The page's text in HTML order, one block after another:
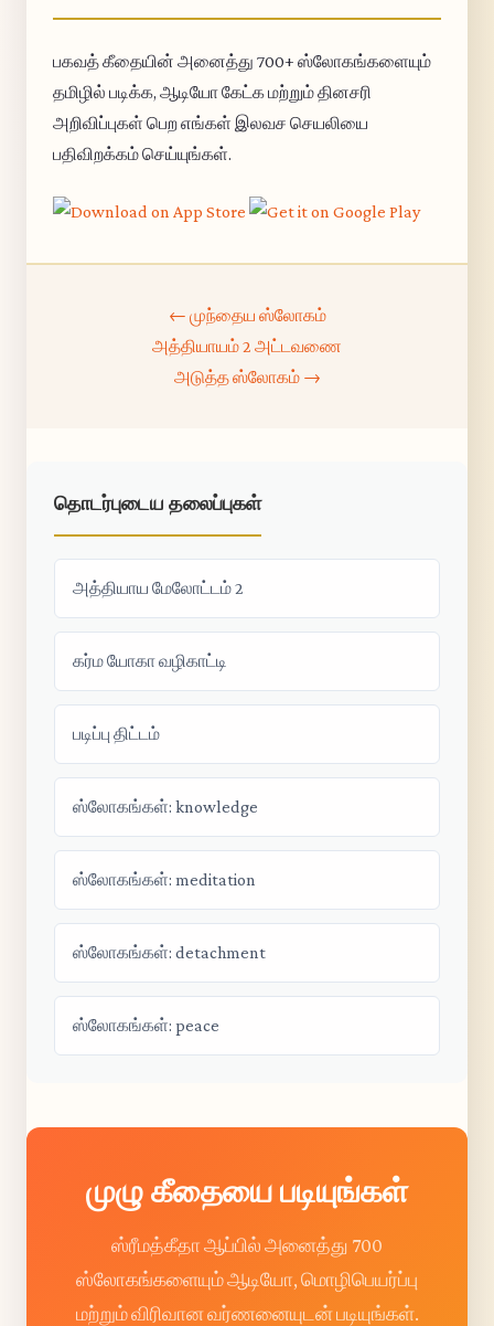
பகவத் கீதையின் அனைத்து 700+ ஸ்லோகங்களையும்
தமிழில் படிக்க, ஆடியோ கேட்க மற்றும் தினசரி
அறிவிப்புகள் பெற எங்கள் இலவச செயலியை
பதிவிறக்கம் செய்யுங்கள்.
← முந்தைய ஸ்லோகம்
அத்தியாயம் 2 அட்டவணை
அடுத்த ஸ்லோகம் →
தொடர்புடைய தலைப்புகள்
அத்தியாய மேலோட்டம் 2
கர்ம யோகா வழிகாட்டி
படிப்பு திட்டம்
ஸ்லோகங்கள்: knowledge
ஸ்லோகங்கள்: meditation
ஸ்லோகங்கள்: detachment
ஸ்லோகங்கள்: peace
முழு கீதையை படியுங்கள்
ஸ்ரீமத்கீதா ஆப்பில் அனைத்து 700
ஸ்லோகங்களையும் ஆடியோ, மொழிபெயர்ப்பு
மற்றும் விரிவான வர்ணனையுடன் படியுங்கள்.